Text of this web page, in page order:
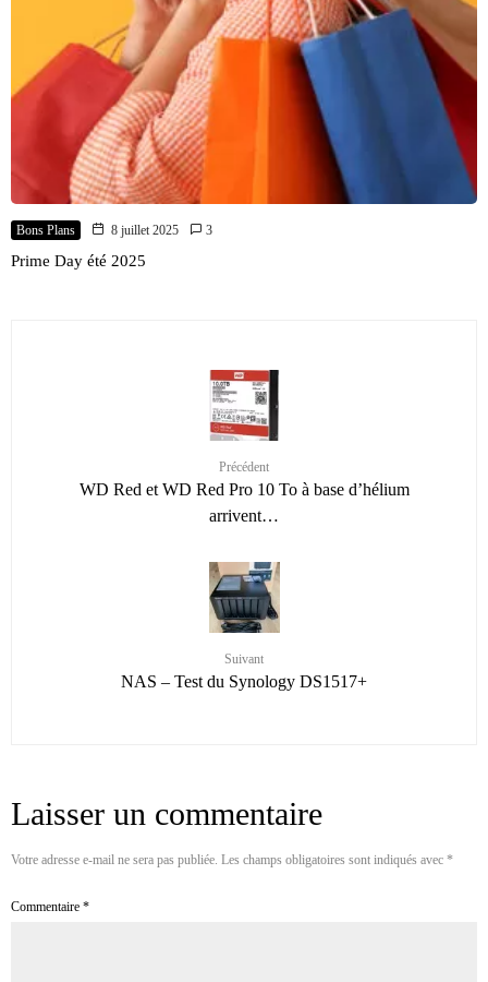
Bons Plans 8 juillet 2025 3
Prime Day été 2025
Précédent
WD Red et WD Red Pro 10 To à base d’hélium
arrivent…
Suivant
NAS – Test du Synology DS1517+
Laisser un commentaire
Votre adresse e-mail ne sera pas publiée. Les champs obligatoires sont indiqués avec *
Commentaire *